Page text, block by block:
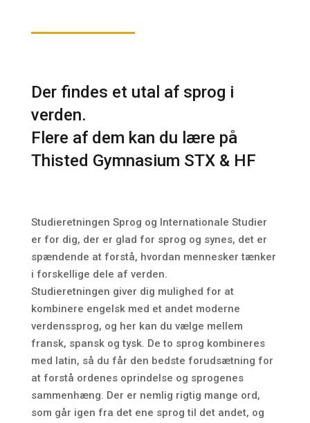
Der findes et utal af sprog i
verden.
Flere af dem kan du lære på
Thisted Gymnasium STX & HF
Studieretningen Sprog og Internationale Studier
er for dig, der er glad for sprog og synes, det er
spændende at forstå, hvordan mennesker tænker
i forskellige dele af verden.
Studieretningen giver dig mulighed for at
kombinere engelsk med et andet moderne
verdenssprog, og her kan du vælge mellem
fransk, spansk og tysk. De to sprog kombineres
med latin, så du får den bedste forudsætning for
at forstå ordenes oprindelse og sprogenes
sammenhæng. Der er nemlig rigtig mange ord,
som går igen fra det ene sprog til det andet, og